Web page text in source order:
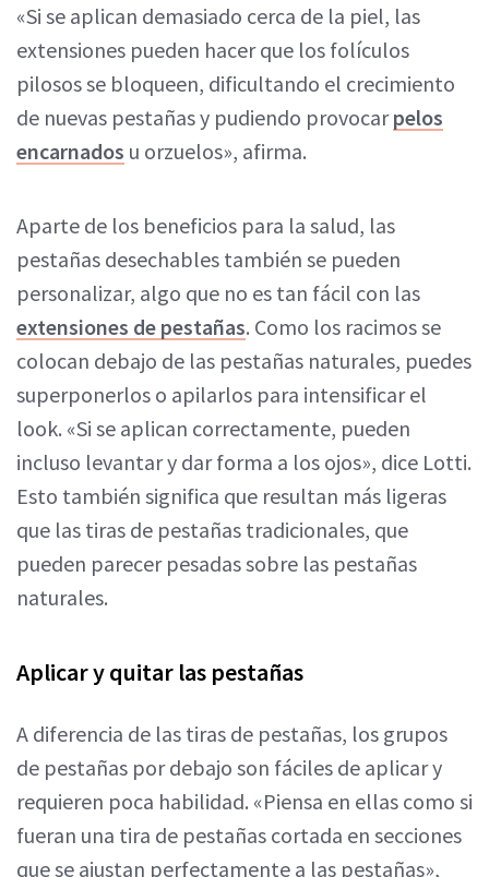
«Si se aplican demasiado cerca de la piel, las
extensiones pueden hacer que los folículos
pilosos se bloqueen, dificultando el crecimiento
de nuevas pestañas y pudiendo provocarpelos
encarnados u orzuelos», afirma.
Aparte de los beneficios para la salud, las
pestañas desechables también se pueden
personalizar, algo que no es tan fácil con las
extensiones de pestañas. Como los racimos se
colocan debajo de las pestañas naturales, puedes
superponerlos o apilarlos para intensificar el
look. «Si se aplican correctamente, pueden
incluso levantar y dar forma a los ojos», dice Lotti.
Esto también significa que resultan más ligeras
que las tiras de pestañas tradicionales, que
pueden parecer pesadas sobre las pestañas
naturales.
Aplicar y quitar las pestañas
A diferencia de las tiras de pestañas, los grupos
de pestañas por debajo son fáciles de aplicar y
requieren poca habilidad. «Piensa en ellas como si
fueran una tira de pestañas cortada en secciones
que se ajustan perfectamente a las pestañas»,